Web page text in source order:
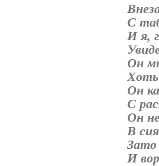
С
И я,
Он
Он
С
Он
В
Зато
И